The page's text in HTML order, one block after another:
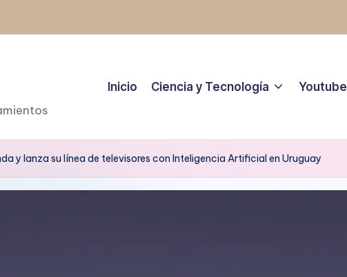
Inicio Ciencia y Tecnología Youtube
y lanza su línea de televisores con Inteligencia Artificial en Uruguay